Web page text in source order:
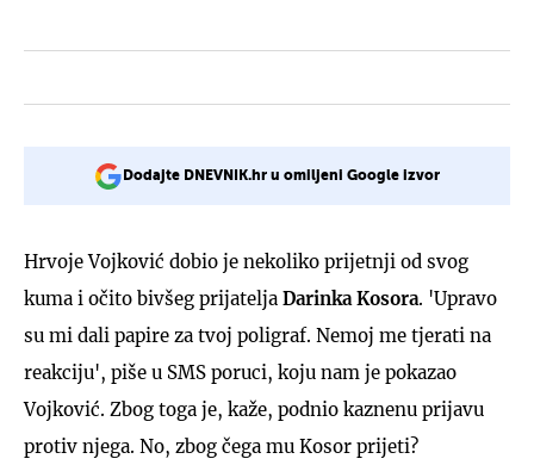
Dodajte DNEVNIK.hr u omiljeni Google izvor
Hrvoje Vojković dobio je nekoliko prijetnji od svog
kuma i očito bivšeg prijatelja Darinka Kosora. 'Upravo
su mi dali papire za tvoj poligraf. Nemoj me tjerati na
reakciju', piše u SMS poruci, koju nam je pokazao
Vojković. Zbog toga je, kaže, podnio kaznenu prijavu
protiv njega. No, zbog čega mu Kosor prijeti?